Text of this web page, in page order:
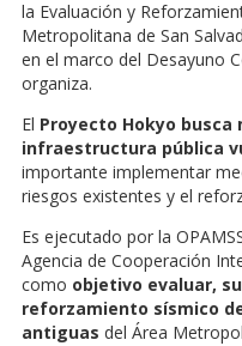
la Evaluación y
Metropolitana de San
en el marco del Desayuno
organiza.
El Proyecto Hokyo busca
infraestructura pública
importante implementar
riesgos existentes y el
Es ejecutado por la
Agencia de Cooperación
como objetivo evaluar,
reforzamiento sísmico
antiguas del Área